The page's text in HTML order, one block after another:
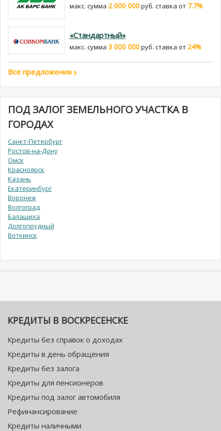
макс. сумма 2 000 000руб. cтавка от 7.7%
«Стандартный»
макс. сумма 3 000 000руб. cтавка от 24%
Все предложения
ПОД ЗАЛОГ ЗЕМЕЛЬНОГО УЧАСТКА В
ГОРОДАХ
Санкт-Петербург
Ростов-на-Дону
Омск
Красноярск
Казань
Екатеринбург
Воронеж
Волгоград
Балашиха
Долгопрудный
Воткинск
КРЕДИТЫ В ВОСКРЕСЕНСКЕ
Кредиты без справок о доходах
Кредиты в день обращения
Кредиты без залога
Кредиты для пенсионеров
Кредиты под залог автомобиля
Рефинансирование
Кредиты наличными